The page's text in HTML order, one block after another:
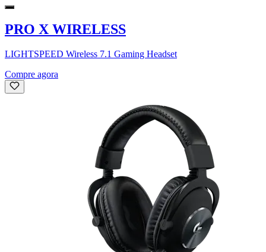
PRO X WIRELESS
LIGHTSPEED Wireless 7.1 Gaming Headset
Compre agora